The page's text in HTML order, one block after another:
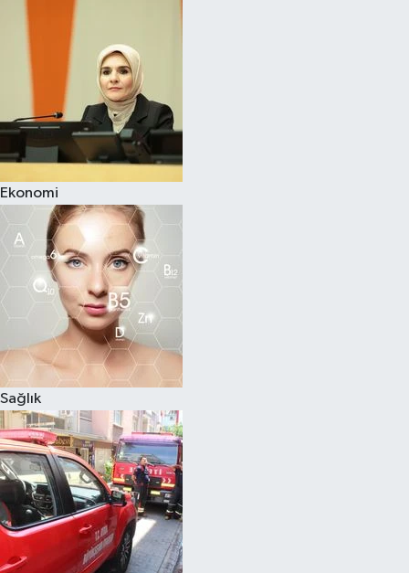
Ekonomi
Sağlık
Televizyon
Yaşam-Çevre